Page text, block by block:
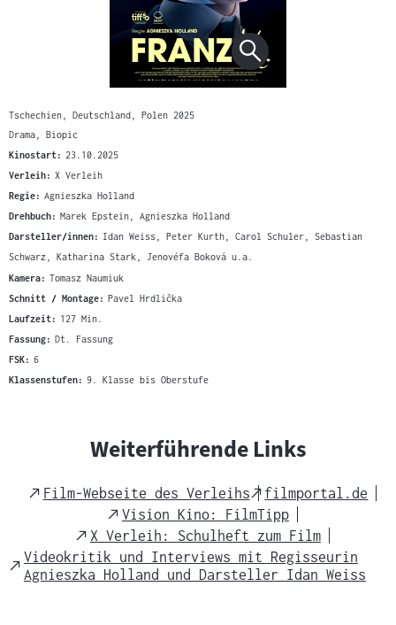
Tschechien, Deutschland, Polen 2025
Drama, Biopic
Kinostart: 23.10.2025
Verleih: X Verleih
Regie: Agnieszka Holland
Drehbuch: Marek Epstein, Agnieszka Holland
Darsteller/innen: Idan Weiss, Peter Kurth, Carol Schuler, Sebastian
Schwarz, Katharina Stark, Jenovéfa Boková u.a.
Kamera: Tomasz Naumiuk
Schnitt / Montage: Pavel Hrdlička
Laufzeit: 127 Min.
Fassung: Dt. Fassung
FSK: 6
Klassenstufen: 9. Klasse bis Oberstufe
Weiterführende Links
External
Film-Webseite des Verleihs
External
Link
filmportal.de
External
Link
Vision Kino: FilmTipp
External
Link
X Verleih: Schulheft zum Film
External
Link
Videokritik und Interviews mit Regisseurin
Agnieszka Holland und Darsteller Idan Weiss